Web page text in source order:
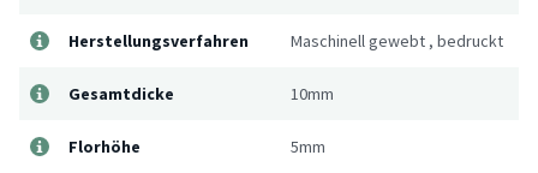
Herstellungsverfahren Maschinell gewebt , bedruckt
Gesamtdicke 10mm
Florhöhe 5mm